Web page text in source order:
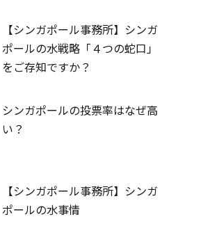
【シンガポール事務所】シンガ
ポールの水戦略「４つの蛇口」
をご存知ですか？
シンガポールの投票率はなぜ高
い？
【シンガポール事務所】シンガ
ポールの水事情